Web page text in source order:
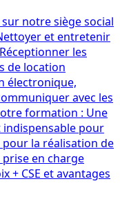
sur notre siège social
et entretenir
les
de location
électronique,
avec les
formation : Une
pour
pour la réalisation de
en charge
+ CSE et avantages